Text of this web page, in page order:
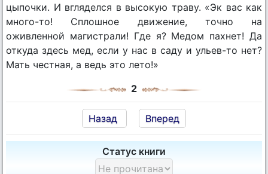
цыпочки. И вгляделся в высокую траву. «Эк вас как
много-то! Сплошное движение, точно на
оживленной магистрали! Где я? Медом пахнет! Да
откуда здесь мед, если у нас в саду и ульев-то нет?
Мать честная, а ведь это лето!»
2
Назад Вперед
Статус книги